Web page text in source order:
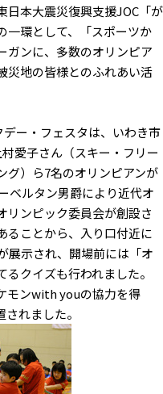
本大震災復興支援JOC「が
一環として、「スポーツか
ガンに、多数のオリンピア
災地の皆様とのふれあい活
ー・フェスタは、いわき市
愛子さん（スキー・フリー
グ）ら7名のオリンピアンが
ベルタン男爵により近代オ
リンピック委員会が創設さ
ることから、入り口付近に
展示され、開場前には「オ
クイズも行われました。
モンwith youの協力を得
れました。